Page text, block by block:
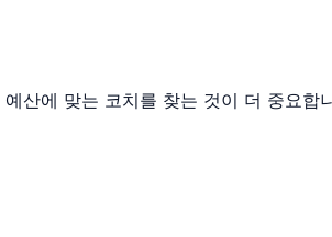
산에 맞는 코치를 찾는 것이 더 중요